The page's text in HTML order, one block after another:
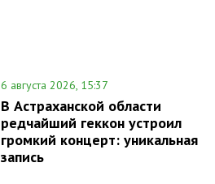
6 августа 2026, 15:37
В Астраханской области
редчайший геккон устроил
громкий концерт: уникальная
запись